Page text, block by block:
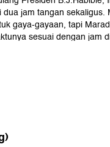
jam tangan
gaya-gayaan, tapi
sesuai dengan jam